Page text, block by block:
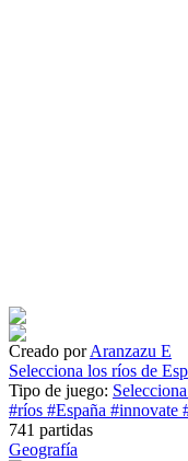
Creado porAranzazu E
Selecciona los ríos de
Tipo de juego:
#ríos #España #innovate
741 partidas
Geografía